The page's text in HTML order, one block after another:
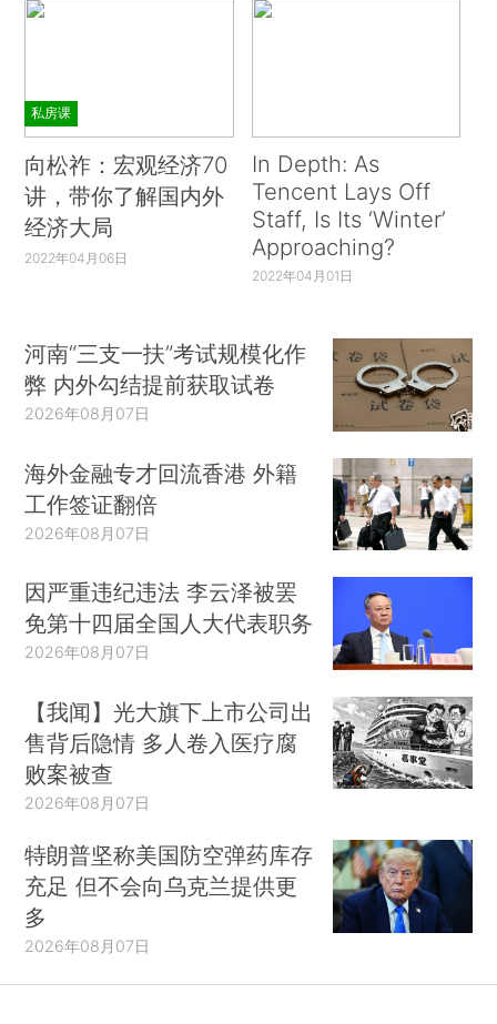
私房课
向松祚：宏观经济70
讲，带你了解国内外
经济大局
2022年04月06日
In Depth: As
Tencent Lays Off
Staff, Is Its ‘Winter’
Approaching?
2022年04月01日
河南“三支一扶”考试规模化作
弊 内外勾结提前获取试卷
2026年08月07日
海外金融专才回流香港 外籍
工作签证翻倍
2026年08月07日
因严重违纪违法 李云泽被罢
免第十四届全国人大代表职务
2026年08月07日
【我闻】光大旗下上市公司出
售背后隐情 多人卷入医疗腐
败案被查
2026年08月07日
特朗普坚称美国防空弹药库存
充足 但不会向乌克兰提供更
多
2026年08月07日